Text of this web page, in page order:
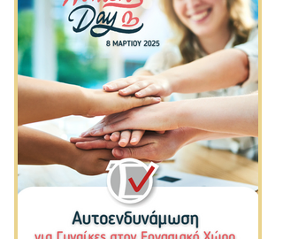
Ξεκινήστε κι εσείς τη νέα σας
συνήθεια τώρα!